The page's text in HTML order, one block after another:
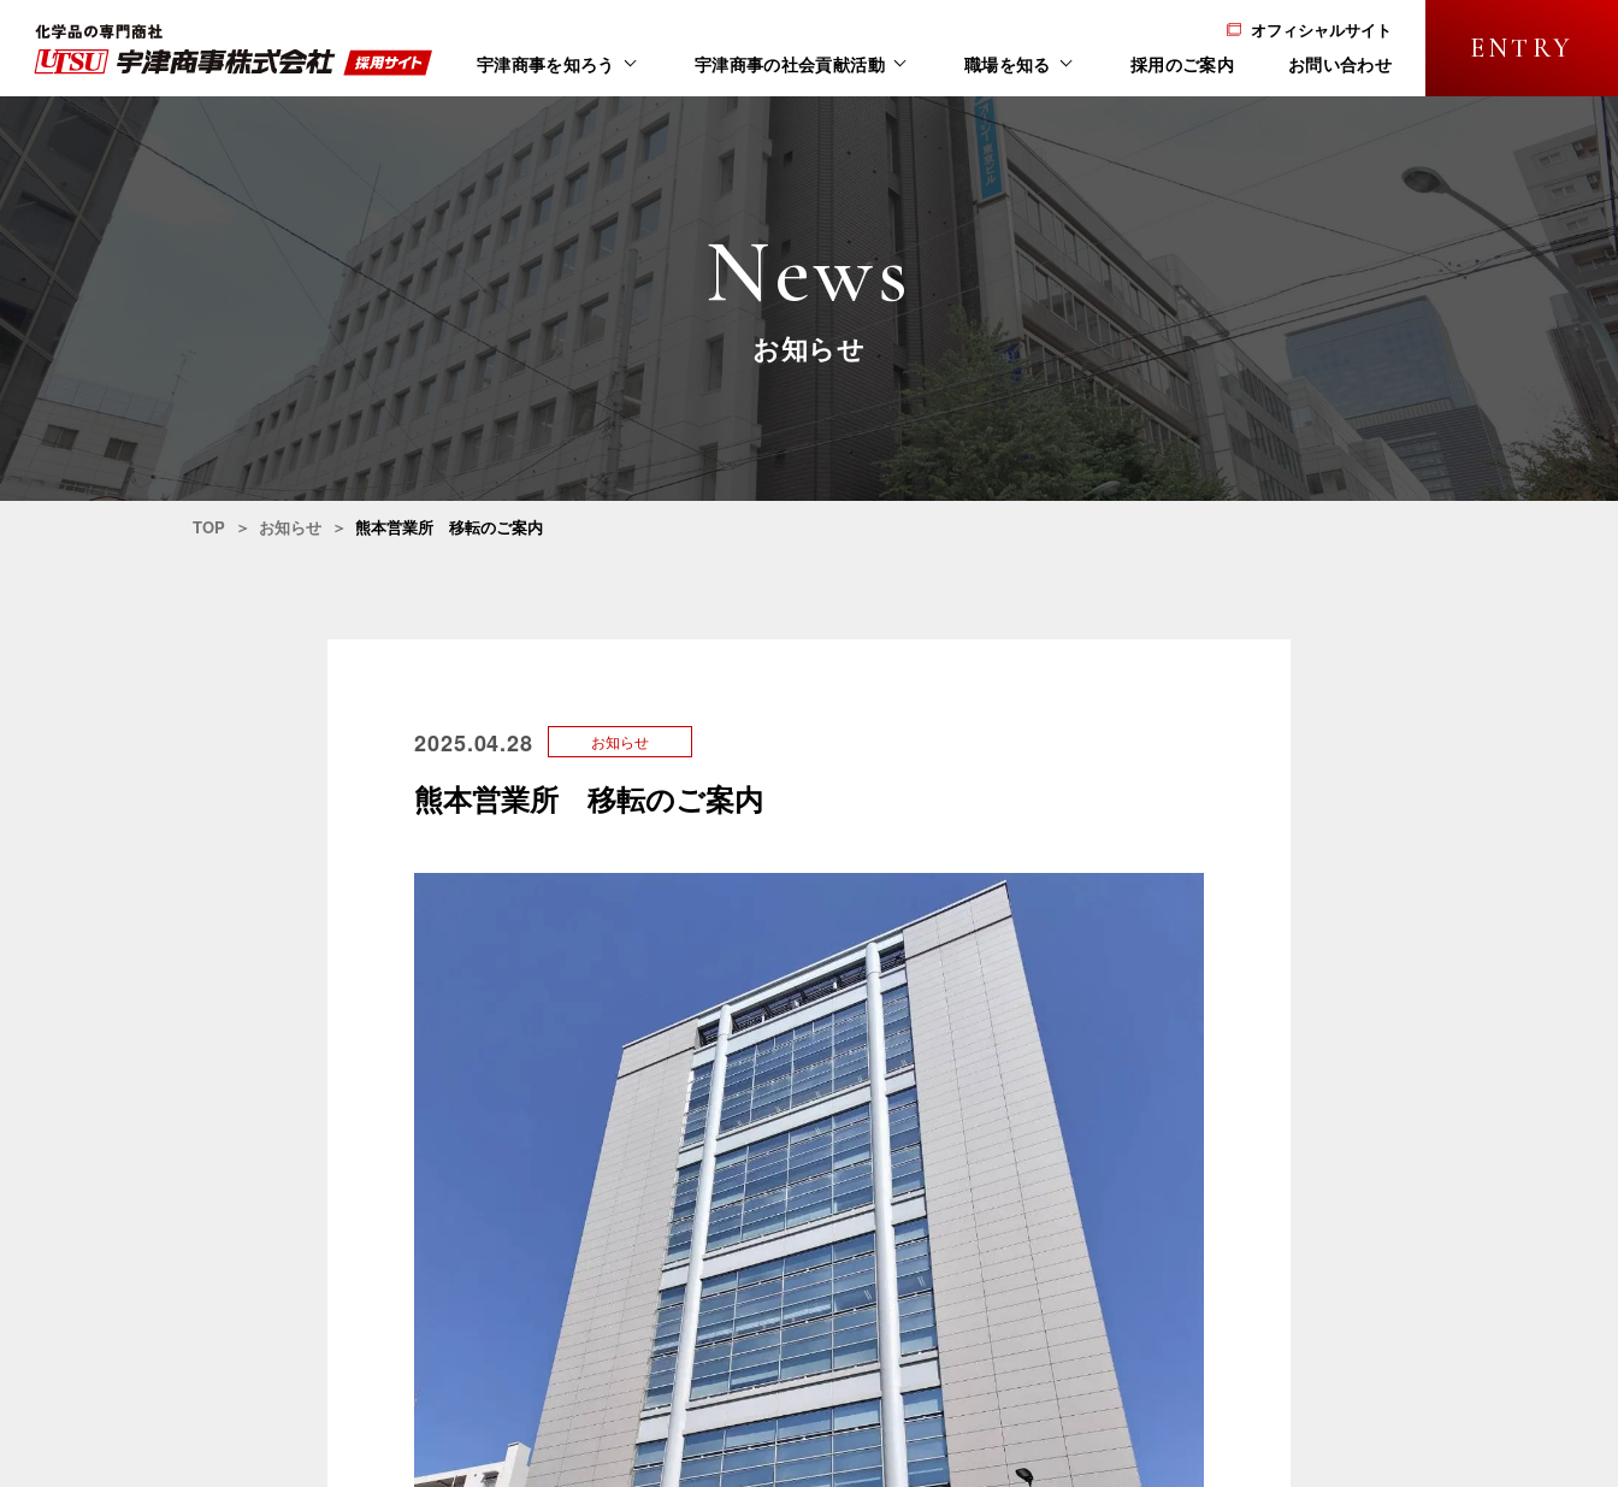
オフィシャルサイト
宇津商事を知ろう 宇津商事の社会貢献活動 職場を知る 採用のご案内 お問い合わせ ENTRY
News
お知らせ
TOP お知らせ 熊本営業所 移転のご案内
2025.04.28 お知らせ
熊本営業所 移転のご案内